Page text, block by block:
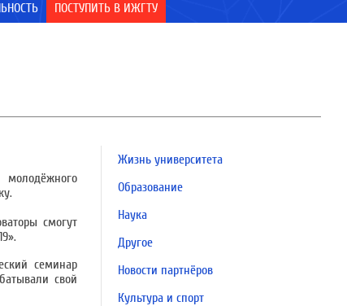
ПОСТУПИТЬ В ИЖГТУ
смогут
семинар
свой
Жизнь университета
Образование
Наука
Другое
Новости партнёров
Культура и спорт